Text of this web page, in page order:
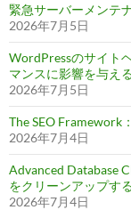
緊急サーバーメンテ
2026年7月5日
WordPressのサイト
マンスに影響を与え
2026年7月5日
The SEO Framework
2026年7月4日
Advanced Database
をクリーンアップす
2026年7月4日